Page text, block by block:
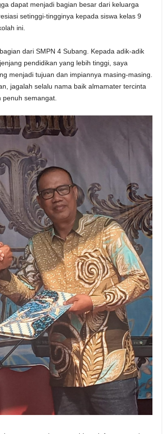
dapat menjadi bagian besar dari keluarga
setinggi-tingginya kepada siswa kelas 9
ini.
dari SMPN 4 Subang. Kepada adik-adik
pendidikan yang lebih tinggi, saya
menjadi tujuan dan impiannya masing-masing.
jagalah selalu nama baik almamater tercinta
penuh semangat.